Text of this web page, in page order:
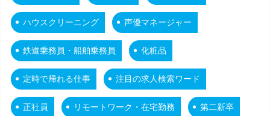
ハウスクリーニング 声優マネージャー
鉄道乗務員・船舶乗務員 化粧品
定時で帰れる仕事 注目の求人検索ワード
正社員 リモートワーク・在宅勤務 第二新卒